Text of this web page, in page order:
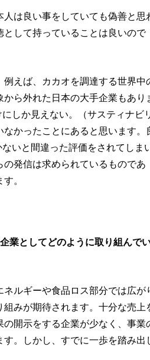
は良い事をしていても偽善と思
して持っていることは良いので
えば、カカオを調達する世界中
ら外れた日本の大手企業もあり
しか見えない。（サスティナビ
かったことにあると思います。
いと間違った評価をされてしま
発信は求められているものであ
。
業としてどのように取り組んで
ルギーや食品ロス部分では広が
みが期待されます。十分な売上
開示をする企業が少なく、事業
。しかし、すでに一歩を踏み出